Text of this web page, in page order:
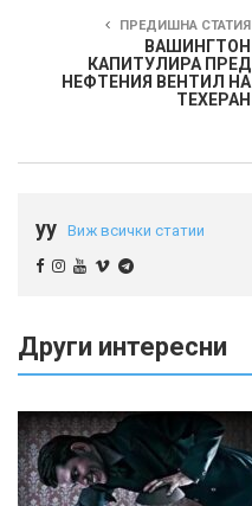
ПРЕДИШНА СТАТИЯ
ВАШИНГТОН
КАПИТУЛИРА ПРЕД
НЕФТЕНИЯ ВЕНТИЛ НА
ТЕХЕРАН
yy Виж всички статии
Други интересни